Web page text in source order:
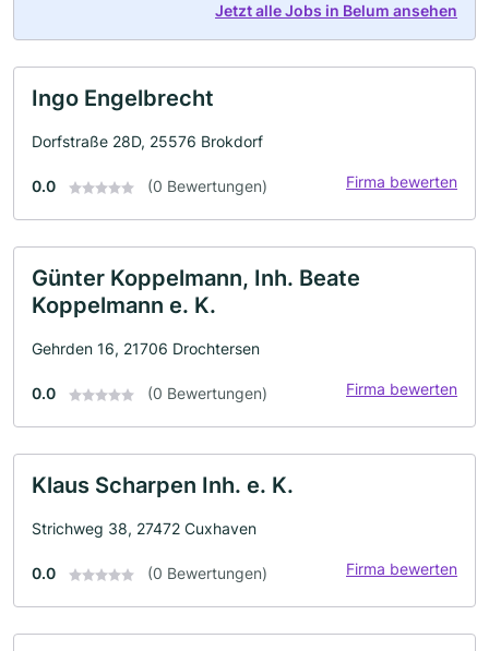
Jetzt alle Jobs in Belum ansehen
Ingo Engelbrecht
Dorfstraße 28D, 25576 Brokdorf
0.0 (0 Bewertungen) Firma bewerten
Günter Koppelmann, Inh. Beate
Koppelmann e. K.
Gehrden 16, 21706 Drochtersen
0.0 (0 Bewertungen) Firma bewerten
Klaus Scharpen Inh. e. K.
Strichweg 38, 27472 Cuxhaven
0.0 (0 Bewertungen) Firma bewerten